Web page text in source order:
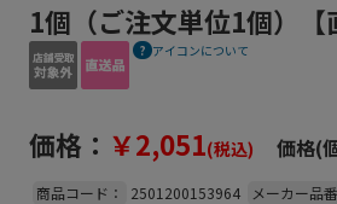
1個（ご注文単位1個）【
アイコンについて
価格： ￥2,051(税込) 価格(
商品コード： 2501200153964 メーカー品番